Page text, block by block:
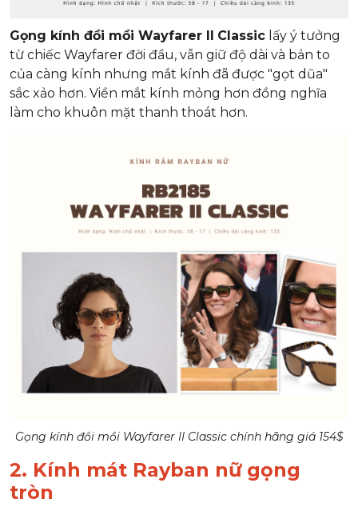
Gọng kính đồi mồi Wayfarer II Classic lấy ý tưởng
từ chiếc Wayfarer đời đầu, vẫn giữ độ dài và bản to
của càng kính nhưng mắt kính đã được "gọt dũa"
sắc xảo hơn. Viền mắt kính mỏng hơn đồng nghĩa
làm cho khuôn mặt thanh thoát hơn.
Gọng kính đồi mồi Wayfarer II Classic chính hãng giá 154$
2. Kính mát Rayban nữ gọng
tròn